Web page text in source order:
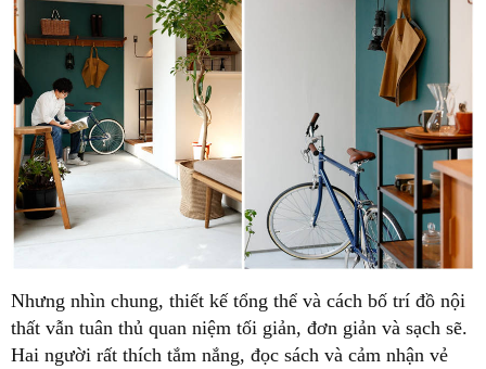
Nhưng nhìn chung, thiết kế tổng thể và cách bố trí đồ nội
thất vẫn tuân thủ quan niệm tối giản, đơn giản và sạch sẽ.
Hai người rất thích tắm nắng, đọc sách và cảm nhận vẻ